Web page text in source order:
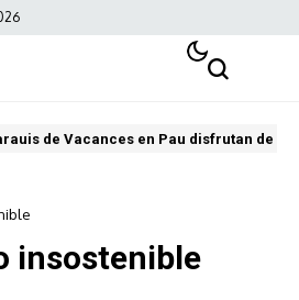
de Vacances en Pau disfrutan de
insostenible